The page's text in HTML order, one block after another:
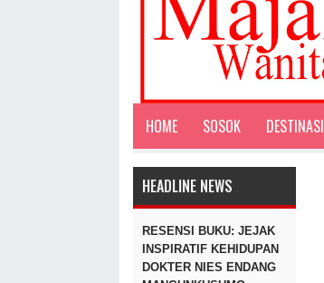
HOME SOSOK DESTINASI
HEADLINE NEWS
RESENSI BUKU: JEJAK
INSPIRATIF KEHIDUPAN
DOKTER NIES ENDANG